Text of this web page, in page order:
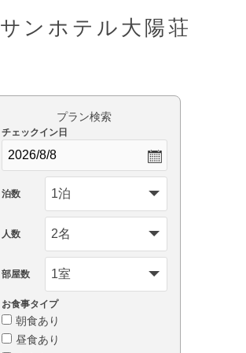
サンホテル大陽荘
プラン検索
チェックイン日
泊数
人数
部屋数
お食事タイプ
朝食あり
昼食あり